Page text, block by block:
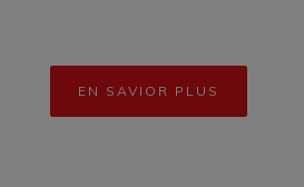
EN SAVIOR PLUS